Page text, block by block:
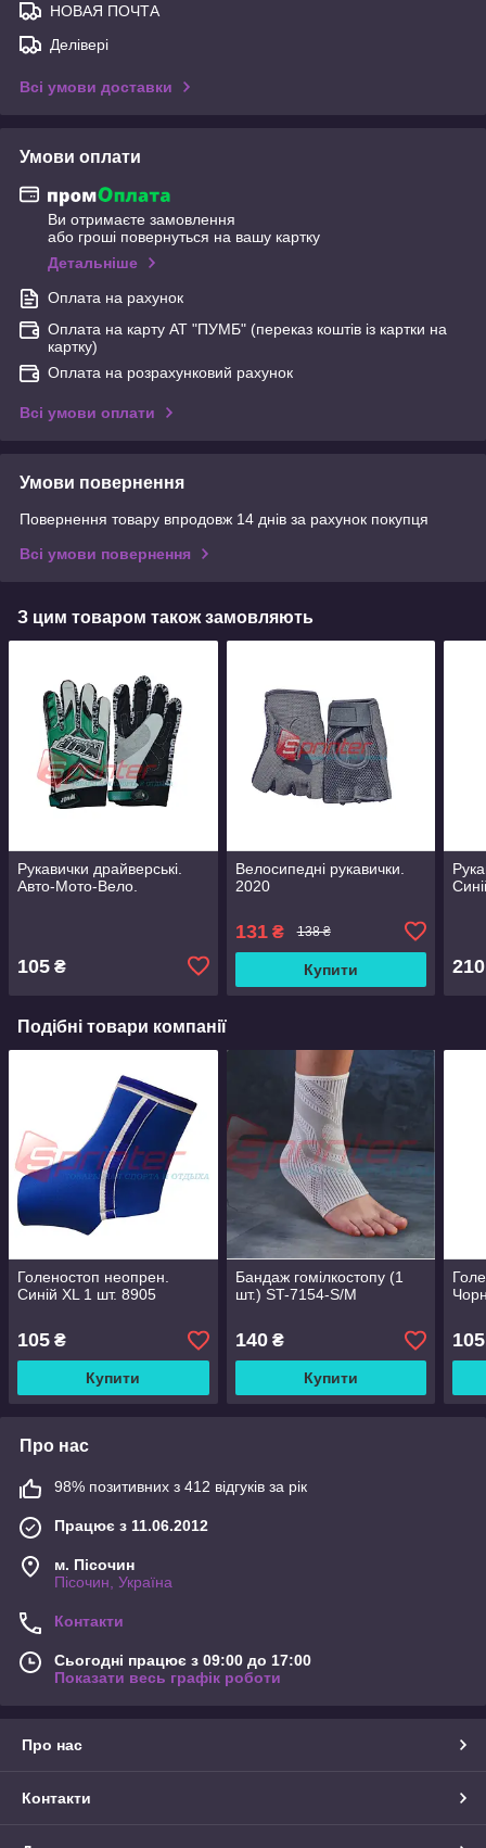
НОВАЯ ПОЧТА
Делівері
Всі умови доставки
Умови оплати
Ви отримаєте замовлення
або гроші повернуться на вашу картку
Детальніше
Оплата на рахунок
Оплата на карту АТ "ПУМБ" (переказ коштів із картки на
картку)
Оплата на розрахунковий рахунок
Всі умови оплати
Умови повернення
Повернення товару впродовж 14 днів за рахунок покупця
Всі умови повернення
З цим товаром також замовляють
Рукавички драйверські.
Авто-Мото-Вело.
105 ₴
Велосипедні рукавички.
2020
131₴ 138 ₴
Купити 210
Подібні товари компанії
Голеностоп неопрен.
Синій XL 1 шт. 8905
105 ₴
Купити
Бандаж гомілкостопу (1
шт.) ST-7154-S/M
140₴
Купити
105
Про нас
98% позитивних з 412 відгуків за рік
Працює з 11.06.2012
м. Пісочин
Пісочин, Україна
Контакти
Сьогодні працює з 09:00 до 17:00
Показати весь графік роботи
Про нас
Контакти